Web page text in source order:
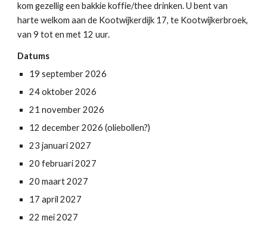
kom gezellig een bakkie koffie/thee drinken. U bent van
harte welkom aan de Kootwijkerdijk 17, te Kootwijkerbroek,
van 9 tot en met 12 uur.
Datums
19 september 2026
24 oktober 2026
21 november 2026
12 december 2026 (oliebollen?)
23 januari 2027
20 februari 2027
20 maart 2027
17 april 2027
22 mei 2027